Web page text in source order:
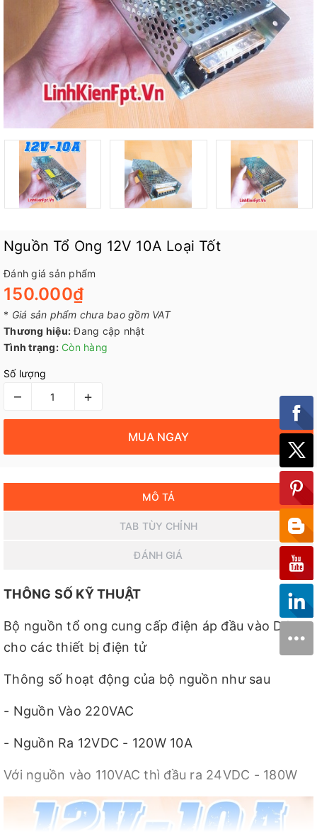
Nguồn Tổ Ong 12V 10A Loại Tốt
Đánh giá sản phẩm
150.000₫
* Giá sản phẩm chưa bao gồm VAT
Thương hiệu: Đang cập nhật
Tình trạng: Còn hàng
Số lượng
– +
MUA NGAY
MÔ TẢ
TAB TÙY CHỈNH
ĐÁNH GIÁ
THÔNG SỐ KỸ THUẬT
Bộ nguồn tổ ong cung cấp điện áp đầu vào DC
cho các thiết bị điện tử
Thông số hoạt động của bộ nguồn như sau
- Nguồn Vào 220VAC
- Nguồn Ra 12VDC - 120W 10A
Với nguồn vào 110VAC thì đầu ra 24VDC - 180W